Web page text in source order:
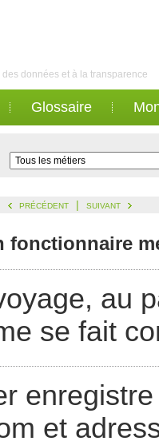
données et à la transparence
Glossaire
PRÉCÉDENT | SUIVANT
fonctionnaire
au
se fait
et